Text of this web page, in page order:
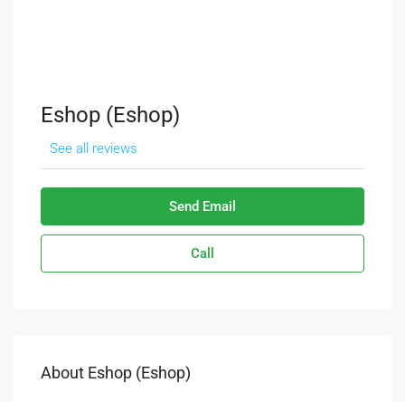
Eshop (eshop)
See all reviews
Send Email
Call
About Eshop (eshop)